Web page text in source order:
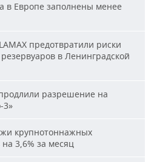
в Европе заполнены менее
предотвратили риски
в Ленинградской
разрешение на
3»
крупнотоннажных
на 3,6% за месяц